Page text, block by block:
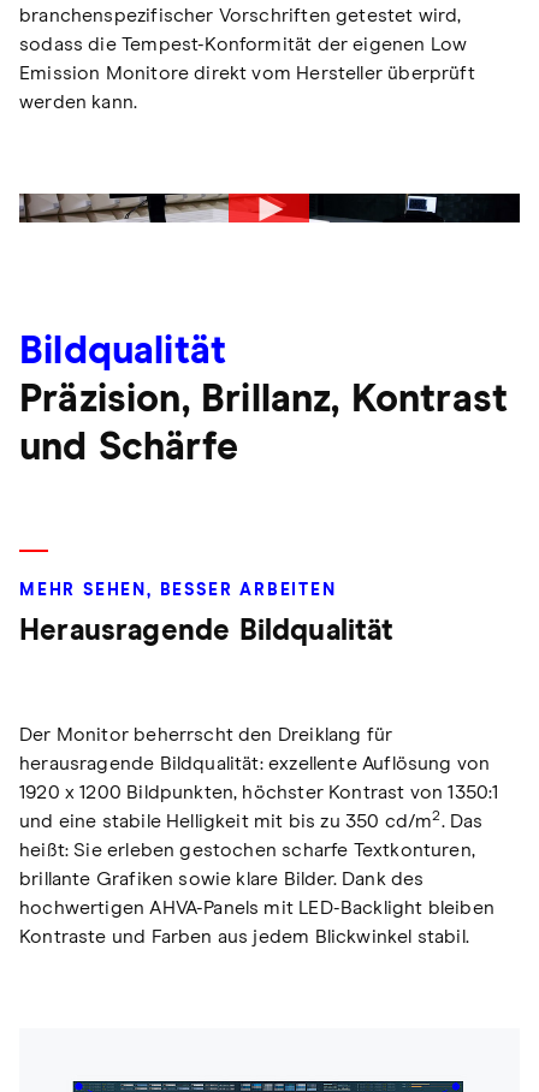
branchenspezifischer Vorschriften getestet wird,
sodass die Tempest-Konformität der eigenen Low
Emission Monitore direkt vom Hersteller überprüft
werden kann.
Bildqualität
Präzision, Brillanz, Kontrast
und Schärfe
MEHR SEHEN, BESSER ARBEITEN
Herausragende Bildqualität
Der Monitor beherrscht den Dreiklang für
herausragende Bildqualität: exzellente Auflösung von
1920 x 1200 Bildpunkten, höchster Kontrast von 1350:1
und eine stabile Helligkeit mit bis zu 350 cd/m2. Das
heißt: Sie erleben gestochen scharfe Textkonturen,
brillante Grafiken sowie klare Bilder. Dank des
hochwertigen AHVA-Panels mit LED-Backlight bleiben
Kontraste und Farben aus jedem Blickwinkel stabil.